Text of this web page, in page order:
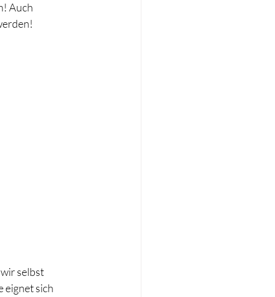
Auch
selbst
eignet sich